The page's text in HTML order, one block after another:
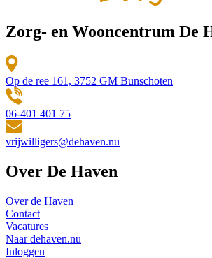
Zorg- en Wooncentrum De
Op de ree 161, 3752 GM Bunschoten
06-401 401 75
vrijwilligers@dehaven.nu
Over De Haven
Over de Haven
Contact
Vacatures
Naar dehaven.nu
Inloggen